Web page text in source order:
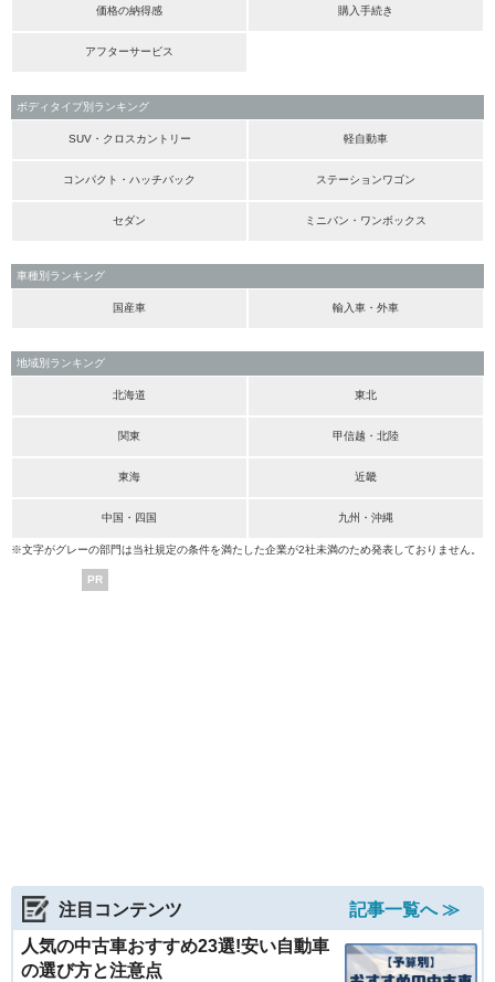
価格の納得感 購入手続き
アフターサービス
ボディタイプ別ランキング
SUV・クロスカントリー 軽自動車
コンパクト・ハッチバック ステーションワゴン
セダン ミニバン・ワンボックス
車種別ランキング
国産車 輸入車・外車
地域別ランキング
北海道 東北
関東 甲信越・北陸
東海 近畿
中国・四国 九州・沖縄
※文字がグレーの部門は当社規定の条件を満たした企業が2社未満のため発表しておりません。
PR
注目コンテンツ
記事一覧へ ≫
人気の中古車おすすめ23選!安い自動車
の選び方と注意点